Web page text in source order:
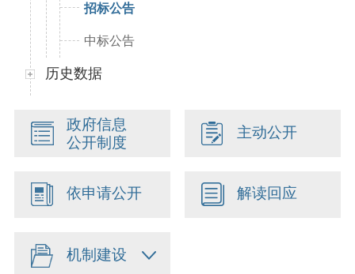
招标公告
中标公告
历史数据
政府信息
公开制度
主动公开
依申请公开 解读回应
机制建设